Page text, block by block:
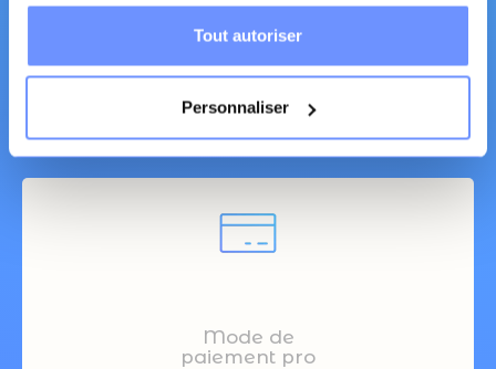
Tout autoriser
Personnaliser
Livraison
chez vos clients
Plus pratique, Plus économique, Plus écologique
Mode de
paiement pro